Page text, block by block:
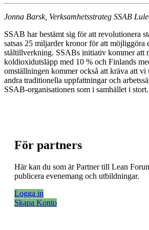
Jonna Barsk, Verksamhetsstrateg SSAB
SSAB har bestämt sig för att revolutionera
satsas 25 miljarder kronor för att möjliggöra
ståltillverkning. SSABs initiativ kommer att
koldioxidutsläpp med 10 % och Finlands
omställningen kommer också att kräva att vi
andra traditionella uppfattningar och
SSAB-organisationen som i samhället i stort.
För partners
Här kan du som är Partner till Lean
publicera evenemang och utbildningar.
Logga in
Skapa Konto